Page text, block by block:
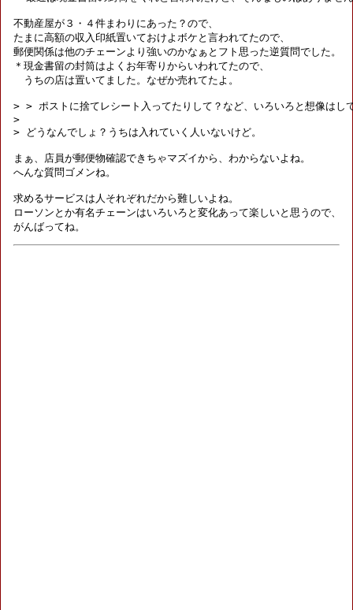
不動産屋が３・４件まわりにあった？ので、
たまに高額の収入印紙置いておけよボケと言われてたので、
郵便関係は他のチェーンより強いのかなぁとフト思った逆質問でした。
＊現金書留の封筒はよくお年寄りからいわれてたので、
うちの店は置いてました。なぜか売れてたよ。
> > ポストに捨てレシート入ってたりして？など、いろいろと想像はし
>
> どうなんでしょ？うちは入れていく人いないけど。
まぁ、店員が郵便物確認できちゃマズイから、わからないよね。
へんな質問ゴメンね。
求めるサービスは人それぞれだから難しいよね。
ローソンとか有名チェーンはいろいろと変化あって楽しいと思うので、